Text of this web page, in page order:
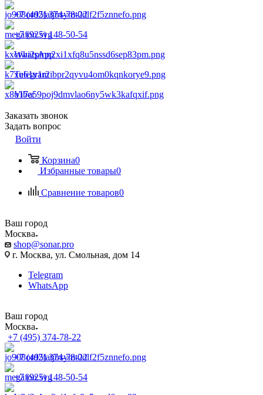
+7 (495) 374-78-22
+7 (925) 148-50-54
WhatsApp
Telegram
Viber
Заказать звонок
Задать вопрос
Войти
Корзина0
Избранные товары0
Сравнение товаров0
Ваш город
Москва
shop@sonar.pro
г. Москва, ул. Смольная, дом 14
Telegram
WhatsApp
Ваш город
Москва
+7 (495) 374-78-22
+7 (495) 374-78-22
+7 (925) 148-50-54